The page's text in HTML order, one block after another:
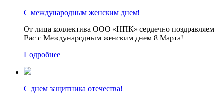
С международным женским днем!
От лица коллектива ООО «НПК» сердечно поздравляем
Вас с Международным женским днем 8 Марта!
Подробнее
С днем защитника отечества!